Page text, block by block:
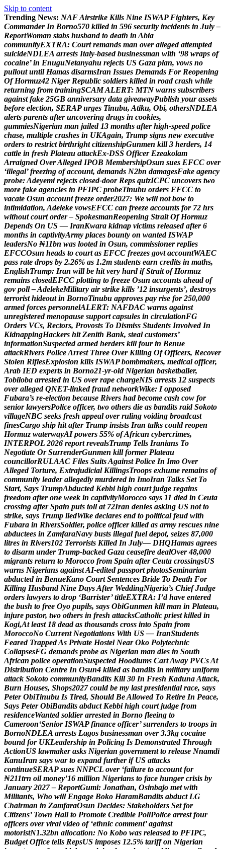
Skip to content
Trending News: NAFAirstrike Kills Nine ISWAP Fighters, Key
Commander In Borno570 killed in 596 security incidents in July –
ReportWoman stabs husband to death in Abia
communityEXTRA: Court remands man over alleged attempted
suicideNDLEA arrests Italy-based businessman with ‘98 wraps of
cocaine’ in EnuguNetanyahu rejects US Gaza plan, vows no
pullout until Hamas disarmsIran Issues Demands For Reopening
Of Hormuz42 Niger Republic soldiers killed in road crash while
returning from trainingSCAMALERT: MTN warns subscribers
against fake 25GB anniversary data giveawayPublish your assets
before election, SERAP urges Tinubu, Atiku, Obi, othersNDLEA
alerts parents after uncovering drugs in cookies,
gummiesNigerian man jailed 13 months after high-speed police
chase, multiple crashes in UKAgain, Trump signs new executive
orders to restrict birthright citizenshipGunmen kill 3 herders, 14
cattle in fresh Plateau attackEx-DSS Officer Ezeakolam
Arraigned OverAlleged IPOB MembershipOsun sues EFCC over
‘illegal’ freezing of account, demands N2bn damagesFake agency
probe:Adeyemi rejects closed-door Reps quizICPC uncovers two
more fake agencies in PFIPC probeTinubu orders EFCC to
vacate Osun account freeze order2027: We will not bow to
intimidation, Adeleke vowsEFCC can freeze accounts for 72 hrs
without court order – SpokesmanReopening Strait Of Hormuz
Depends On US — IranKwara kidnap victims released after 6
months in captivityArmy places bounty on wanted ISWAP
leadersNo ₦11bn was looted in Osun, commissioner replies
EFCCOsun heads to court as EFCC freezes govt accountWAEC
pass rate drops by 2.26% as 1.2m students earn credits in maths,
EnglishTrump: Iran will be hit very hard if Strait of Hormuz
remains closedEFCC plotting to freeze Osun accounts ahead of
gov poll –AdelekeMilitary air strike kills ’12 insurgents’, destroys
terrorist hideout in BornoTinubu approves pay rise for 250,000
armed forces personnelALERT: NAFDAC warns against
unregistered menopause support capsules in circulationFG
Orders VCs, Rectors, Provosts To Dismiss Students Involved In
KidnappingHackers hit Zenith Bank, steal customers’
informationSuspected armed herders kill four in Benue
attackRivers PoliceArrest Three Over Killing Of Officers, Recover
Stolen RiflesExplosion kills ISWAP bombmakers, medical officer,
Arab IED experts in Borno21-yr-old Nigerian basketballer,
Tobiloba arrested in US over rape chargeNIS arrests 12 suspects
over alleged QNET-linked fraud networkWike: I opposed
Fubara’s re-election because Rivers had become cash cow for
senior lawyersPolice officer, two others die as bandits raid Sokoto
villageNBC seeks fresh appeal over ruling voiding broadcast
finesCargo ship hit after Trump insists Iran talks could reopen
Hormuz waterwayAI powers 55% ofAfrican cybercrimes,
INTERPOL 2026 report revealsTrump Tells Iranians To
Negotiate Or SurrenderGunmen kill former Plateau
councillorRULAAC Files SuitsAgainst Police In Imo Over
Alleged Torture, Extrajudicial KillingsTroops exhume remains of
community leader allegedly murdered in ImoIran Talks Set To
Start, Says TrumpAbducted Kebbi high court judge regains
freedom after one week in captivityMorocco says 11 died in Ceuta
crossing after Spain puts toll at 72Iran denies asking US not to
strike, says Trump liedWike declares end to political feud with
Fubara in RiversSoldier, police officer killed as army rescues nine
abductees in ZamfaraNavy busts illegal fuel depot, seizes 87,000
litres in Rivers102 Terrorists Killed In July— DHQHamas agrees
to disarm under Trump-backed Gaza ceasefire dealOver 48,000
migrants return to Morocco from Spain after Ceuta crossingsUS
warns Nigerians againstAI-edited passport photosSeminarian
abducted in BenueKano Court Sentences Bride To Death For
Killing Husband Nine DaysAfter WeddingNigeria’s Chief Judge
orders lawyers to drop ‘Barrister’ titleEXTRA: I’d have entered
the bush to free Oyo pupils, says ObiGunmen kill man in Plateau,
injure pastor, two others in fresh attacksCatholic priest killed in
Kogi,At least 18 dead as thousands cross into Spain from
MoroccoNo Current Negotiations With US — IranStudents
Feared TrappedAs Private Hostel Near Oko Polytechnic
CollapsesFG demands probe as Nigerian man dies in South
African police operationSuspected Hoodlums CartAway PVCsAt
Distribution Centre In Osun4 killed as bandits in military uniform
attack Sokoto communityBandits Kill 30 In Fresh KadunaAttack,
Burn Houses, Shops2027 could be my last presidential race, says
Peter ObiTinubu Is Tired, Should BeAllowed To Retire In Peace,
Says Peter ObiBandits abduct Kebbi high court judge from
residenceWanted soldier arrested in Borno fleeing to
Cameroon‘Senior ISWAP finance officer’ surrenders to troops in
BornoNDLEA arrests Lagos businessman over 3.3kg cocaine
bound for UKLeadership in Policing Is Demonstrated Through
ActionUS lawmaker asks Nigerian government to release Nnamdi
KanuIran says war to expand further if US attacks
continueSERAP sues NNPCL over ‘failure to account for
₦211trn oil money’16 million Nigerians to face hunger crisis by
January 2027 – ReportGumi: Jonathan, Osinbajo met with
Militants, Who will Engage Boko HaramBandits abduct LG
Chairman in ZamfaraOsun Decides: Stakeholders Set for
Citizens’ Town Hall to Promote Credible PollPolice arrest four
officers over viral video of ‘ethnic comment’ against
motoristN1.32bn allocation: No Kobo was released to PFIPC,
Budget Office tells RepsUS imposes 12.5% tariff on Nigerian